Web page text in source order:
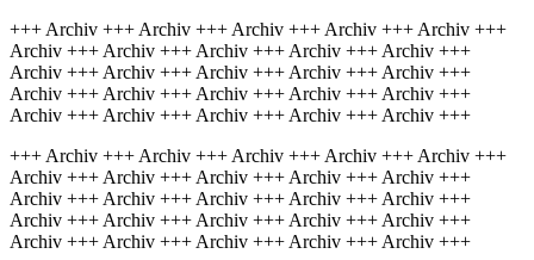
+++ Archiv +++ Archiv +++ Archiv +++ Archiv +++ Archiv +++
Archiv +++ Archiv +++ Archiv +++ Archiv +++ Archiv +++
Archiv +++ Archiv +++ Archiv +++ Archiv +++ Archiv +++
Archiv +++ Archiv +++ Archiv +++ Archiv +++ Archiv +++
Archiv +++ Archiv +++ Archiv +++ Archiv +++ Archiv +++
+++ Archiv +++ Archiv +++ Archiv +++ Archiv +++ Archiv +++
Archiv +++ Archiv +++ Archiv +++ Archiv +++ Archiv +++
Archiv +++ Archiv +++ Archiv +++ Archiv +++ Archiv +++
Archiv +++ Archiv +++ Archiv +++ Archiv +++ Archiv +++
Archiv +++ Archiv +++ Archiv +++ Archiv +++ Archiv +++